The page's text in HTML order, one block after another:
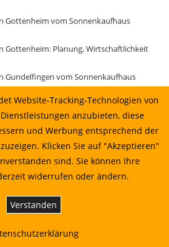
Gottenheim vom Sonnenkaufhaus
Gottenheim: Planung, Wirtschaftlichkeit
Gundelfingen vom Sonnenkaufhaus
Gundelfingen: Planung, Wirtschaftlichkeit
Gutach im Breisgau vom
Gutach im Breisgau: Planung,
Ihringen: Planung, Wirtschaftlichkeit und
Website-Tracking-Technologien von
anzubieten, diese
und Werbung entsprechend der
Klicken Sie auf "Akzeptieren"
sind. Sie können Ihre
widerrufen oder ändern.
Verstanden